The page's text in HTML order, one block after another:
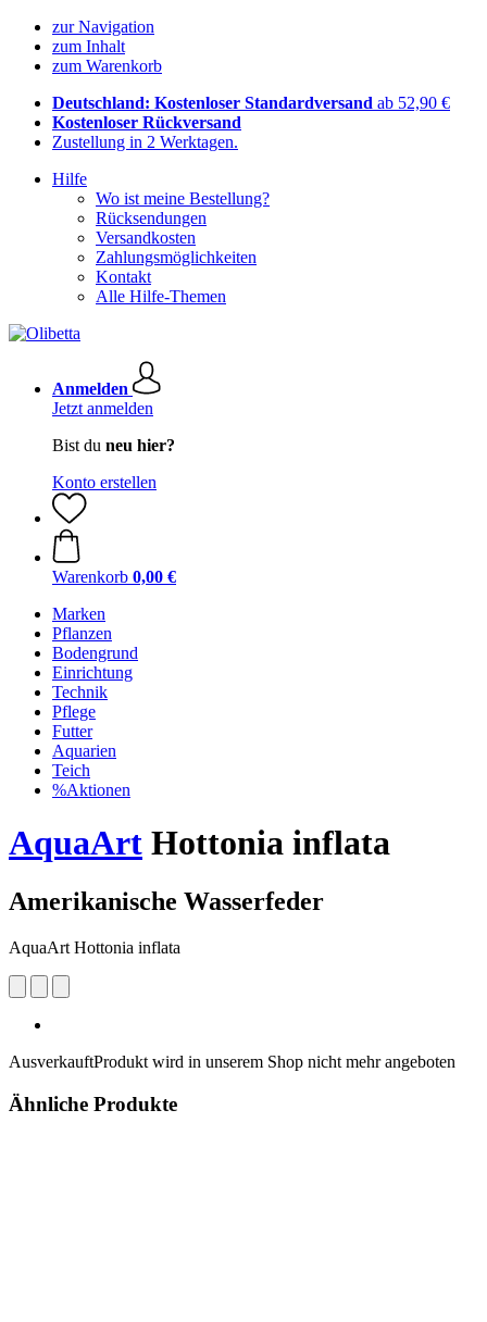
zur Navigation
zum Inhalt
zum Warenkorb
Deutschland: Kostenloser Standardversand ab 52,90 €
Kostenloser Rückversand
Zustellung in 2 Werktagen.
Hilfe
Wo ist meine Bestellung?
Rücksendungen
Versandkosten
Zahlungsmöglichkeiten
Kontakt
Alle Hilfe-Themen
Anmelden
Jetzt anmelden
Bist du neu hier?
Konto erstellen
Warenkorb 0,00 €
Marken
Pflanzen
Bodengrund
Einrichtung
Technik
Pflege
Futter
Aquarien
Teich
%Aktionen
AquaArt Hottonia inflata
Amerikanische Wasserfeder
AquaArt Hottonia inflata
AusverkauftProdukt wird in unserem Shop nicht mehr angeboten
Ähnliche Produkte